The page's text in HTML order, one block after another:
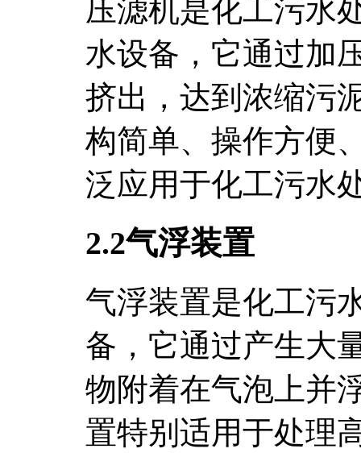
压滤机是化工污水
水设备，它通过加
挤出，达到浓缩污
构简单、操作方便
泛应用于化工污水
2.2气浮装置
气浮装置是化工污
备，它通过产生大
物附着在气泡上并
置特别适用于处理